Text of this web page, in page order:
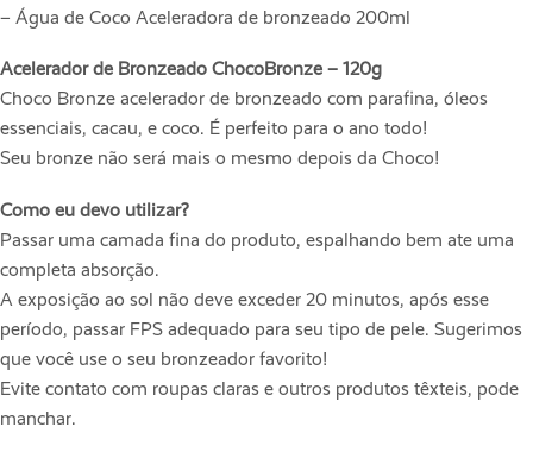
– Água de Coco Aceleradora de bronzeado 200ml
Acelerador de Bronzeado ChocoBronze – 120g
Choco Bronze acelerador de bronzeado com parafina, óleos
essenciais, cacau, e coco. É perfeito para o ano todo!
Seu bronze não será mais o mesmo depois da Choco!
Como eu devo utilizar?
Passar uma camada fina do produto, espalhando bem ate uma
completa absorção.
A exposição ao sol não deve exceder 20 minutos, após esse
período, passar FPS adequado para seu tipo de pele. Sugerimos
que você use o seu bronzeador favorito!
Evite contato com roupas claras e outros produtos têxteis, pode
manchar.